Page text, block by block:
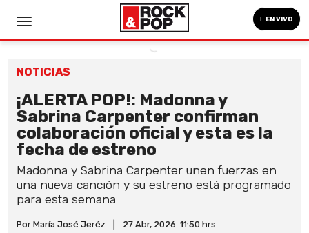
EN VIVO
NOTICIAS
¡ALERTA POP!: Madonna y
Sabrina Carpenter confirman
colaboración oficial y esta es la
fecha de estreno
Madonna y Sabrina Carpenter unen fuerzas en
una nueva canción y su estreno está programado
para esta semana.
Por María José Jeréz 27 Abr, 2026. 11:50 hrs